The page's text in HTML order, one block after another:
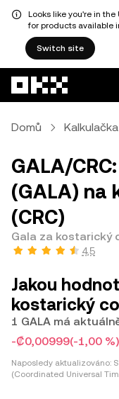
Looks like you're in
for products available
Switch site
Domů Kalkulačka
GALA/
(GALA) na
(CRC)
Gala za kostarický
4,5
Jakou
kostarický
1 GALA má
-₡0,00999(-1,00 %)
Naposledy aktualizováno:
(Coordinated Universal